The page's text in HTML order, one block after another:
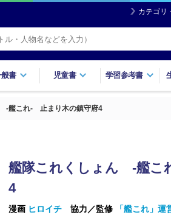
カテゴリ
書 児童書 学習参考書
-艦これ- 止まり木の鎮守府4
艦隊これくしょん -艦こ
4
漫画 ヒロイチ 協力／監修 「艦これ」運